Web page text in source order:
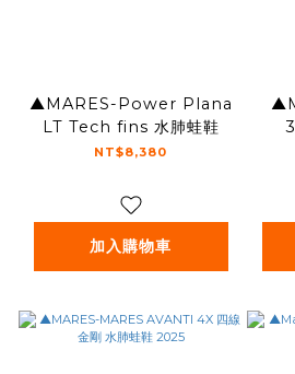
▲MARES-Power Plana
LT Tech fins 水肺蛙鞋
NT$8,380
加入購物車